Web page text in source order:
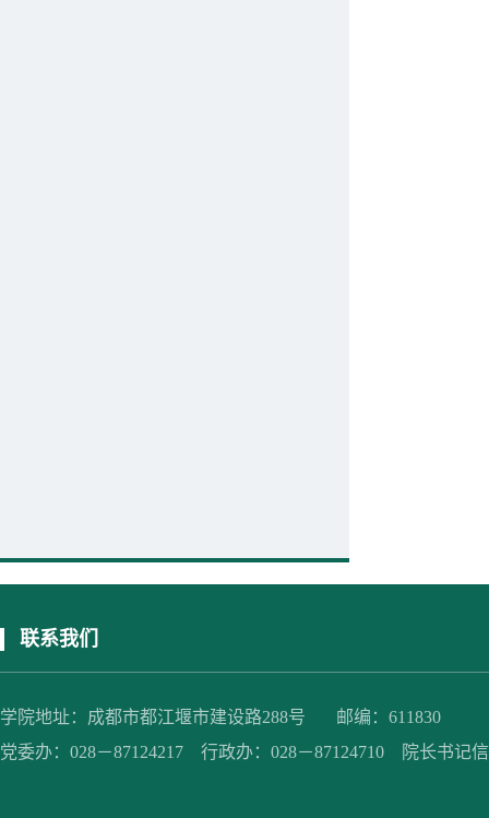
联系我们
学院地址：成都市都江堰市建设路288号 邮编：611830
党委办：028－87124217 行政办：028－87124710 院长书记信